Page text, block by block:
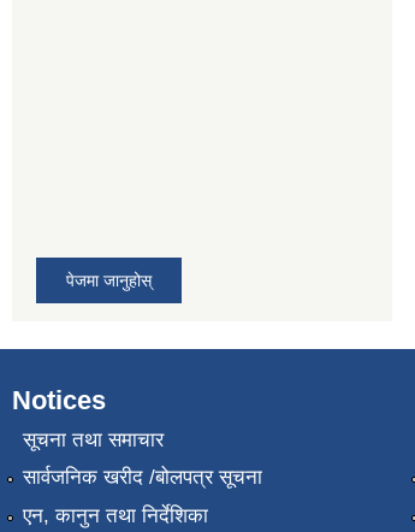
पेजमा जानुहोस्
Notices
सूचना तथा समाचार
सार्वजनिक खरीद /बोलपत्र सूचना
एन, कानुन तथा निर्देशिका